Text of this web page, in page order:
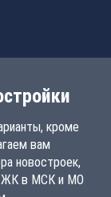
кроме
вам
новостроек,
ЖК в МСК и МО